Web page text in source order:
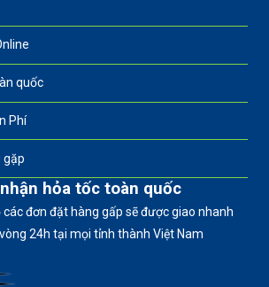
quốc
Phí
gặp
hỏa tốc toàn quốc
các đơn đặt hàng gấp sẽ được giao nhanh
24h tại mọi tỉnh thành Việt Nam